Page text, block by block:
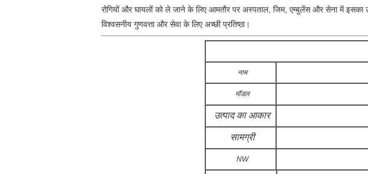
रोगियों और घायलों को ले जाने के लिए आमतौर पर अस्पताल, जिम, एम्बुलेंस और सेना में इसका
विश्वसनीय गुणवत्ता और सेवा के लिए अच्छी प्रतिष्ठा।
नाम
मॉडल
उत्पाद का आकार
सामग्री
NW